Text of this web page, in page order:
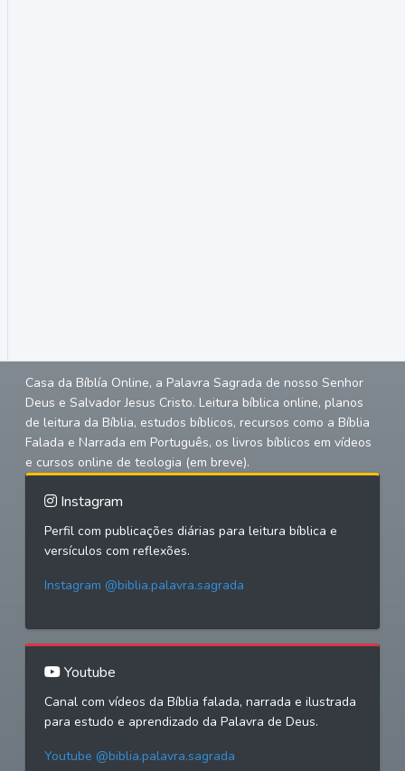
Casa da Bíblía Online, a Palavra Sagrada de nosso Senhor
Deus e Salvador Jesus Cristo. Leitura bíblica online, planos
de leitura da Bíblia, estudos bíblicos, recursos como a Bíblia
Falada e Narrada em Português, os livros bíblicos em vídeos
e cursos online de teologia (em breve).
Instagram
Perfil com publicações diárias para leitura bíblica e
versículos com reflexões.
Instagram @biblia.palavra.sagrada
Youtube
Canal com vídeos da Bíblia falada, narrada e ilustrada
para estudo e aprendizado da Palavra de Deus.
Youtube @biblia.palavra.sagrada